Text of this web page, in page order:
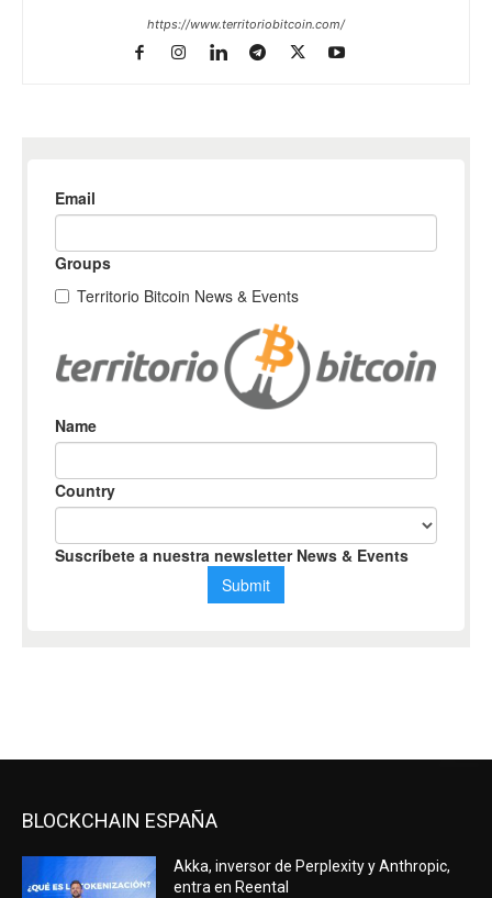
https://www.territoriobitcoin.com/
BLOCKCHAIN ESPAÑA
Akka, inversor de Perplexity y Anthropic,
entra en Reental